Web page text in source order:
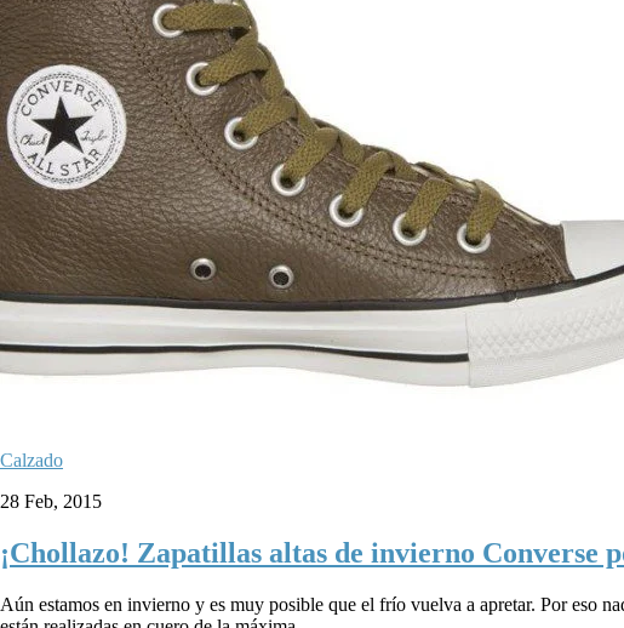
Calzado
28 Feb, 2015
¡Chollazo! Zapatillas altas de invierno Converse
Aún estamos en invierno y es muy posible que el frío vuelva a apretar. Por eso